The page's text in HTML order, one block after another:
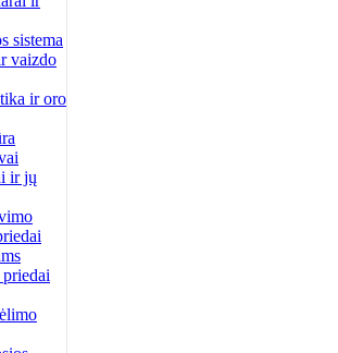
sistema
vaizdo
ir oro
ir jų